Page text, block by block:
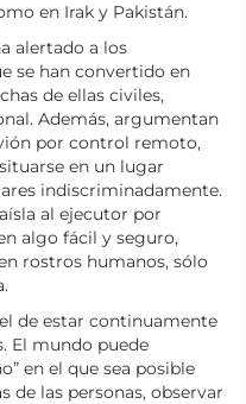
en Irak y Pakistán.
alertado a los
se han convertido en
de ellas civiles,
Además, argumentan
por control remoto,
en un lugar
indiscriminadamente.
al ejecutor por
algo fácil y seguro,
rostros humanos, sólo
de estar continuamente
El mundo puede
en el que sea posible
de las personas, observar